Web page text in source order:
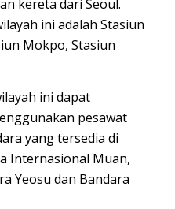
kereta dari Seoul.
ini adalah Stasiun
Mokpo, Stasiun
ini dapat
pesawat
yang tersedia di
Internasional Muan,
Yeosu dan Bandara